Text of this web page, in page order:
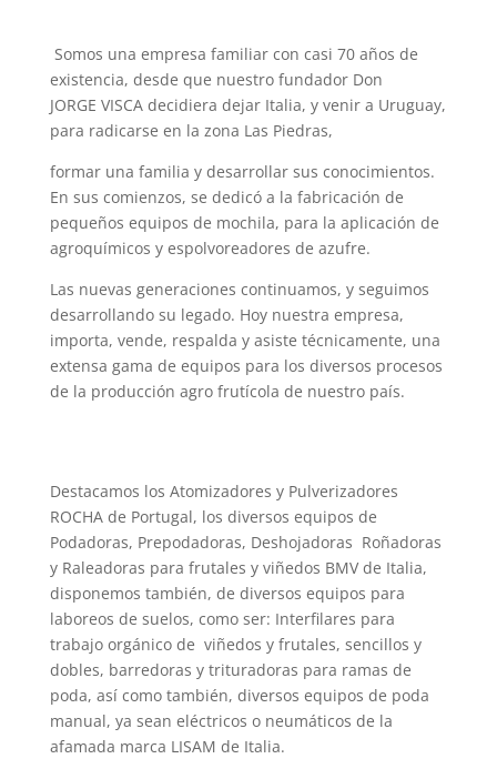
Somos una empresa familiar con casi 70 años de
existencia, desde que nuestro fundador Don
JORGE VISCA decidiera dejar Italia, y venir a Uruguay,
para radicarse en la zona Las Piedras,
formar una familia y desarrollar sus conocimientos.
En sus comienzos, se dedicó a la fabricación de
pequeños equipos de mochila, para la aplicación de
agroquímicos y espolvoreadores de azufre.
Las nuevas generaciones continuamos, y seguimos
desarrollando su legado. Hoy nuestra empresa,
importa, vende, respalda y asiste técnicamente, una
extensa gama de equipos para los diversos procesos
de la producción agro frutícola de nuestro país.
Destacamos los Atomizadores y Pulverizadores
ROCHA de Portugal, los diversos equipos de
Podadoras, Prepodadoras, Deshojadoras Roñadoras
y Raleadoras para frutales y viñedos BMV de Italia,
disponemos también, de diversos equipos para
laboreos de suelos, como ser: Interfilares para
trabajo orgánico de viñedos y frutales, sencillos y
dobles, barredoras y trituradoras para ramas de
poda, así como también, diversos equipos de poda
manual, ya sean eléctricos o neumáticos de la
afamada marca LISAM de Italia.